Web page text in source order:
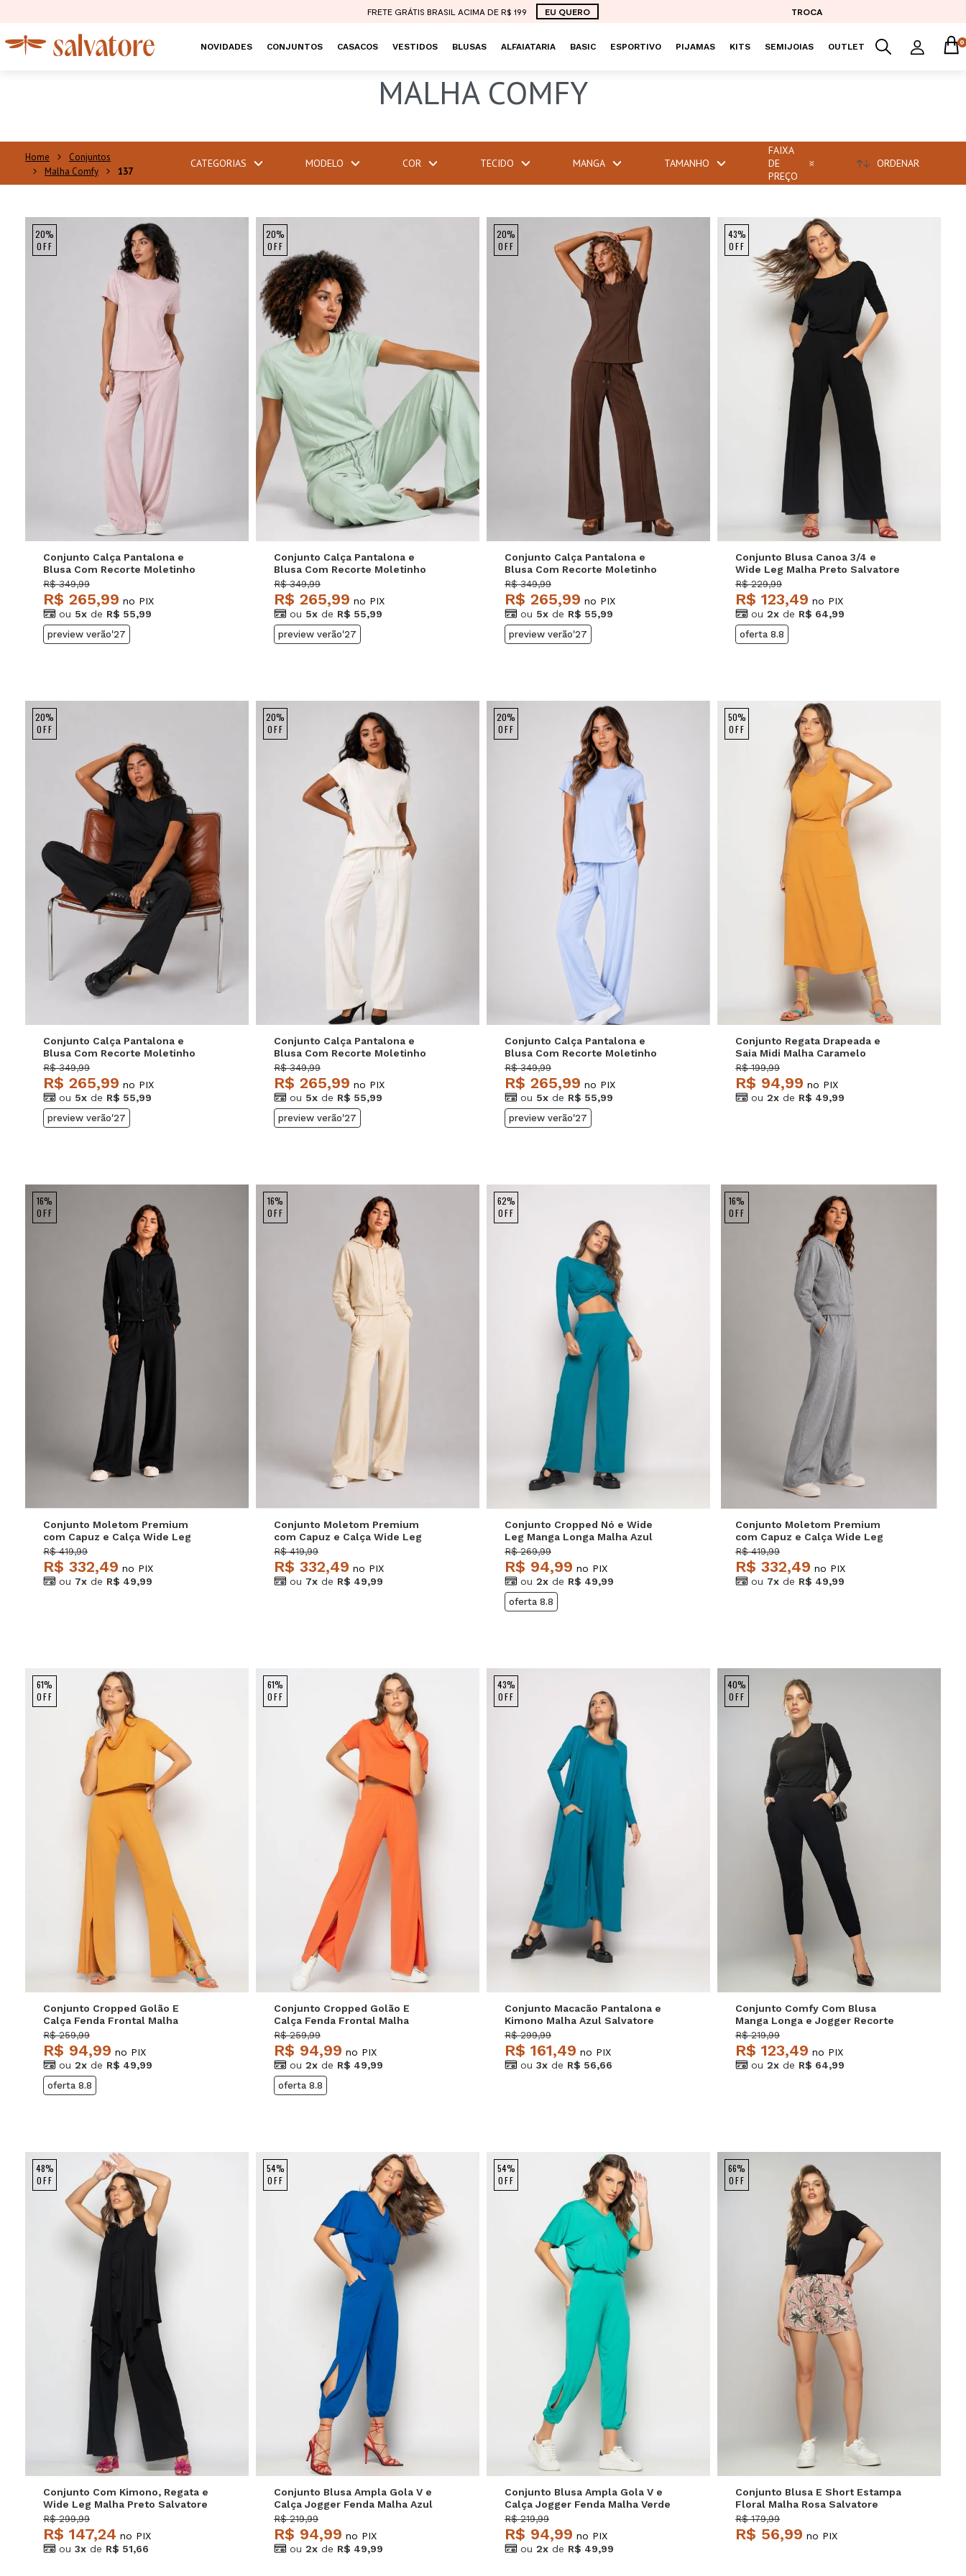
FRETE GRÁTIS BRASIL ACIMA DE R$ 199 EU QUERO TROCA
NOVIDADES CONJUNTOS CASACOS VESTIDOS BLUSAS ALFAIATARIA BASIC ESPORTIVO PIJAMAS KITS SEMIJOIAS OUTLET 0
MALHA COMFY
Conjuntos
Malha Comfy
137
CATEGORIAS MODELO COR TECIDO MANGA TAMANHO
FAIXA
DE
PREÇO
ORDENAR
20%
OFF
M G
Conjunto Calça Pantalona e
Blusa Com Recorte Moletinho
Light Rosa Salvatore
R$ 349,99
R$ 265,99 no PIX
ou 5x de R$ 55,99
preview verão'27
20%
OFF
P M
Conjunto Calça Pantalona e
Blusa Com Recorte Moletinho
Light Verde Salvatore
R$ 349,99
R$ 265,99 no PIX
ou 5x de R$ 55,99
preview verão'27
20%
OFF
M
Conjunto Calça Pantalona e
Blusa Com Recorte Moletinho
Light Marrom Salvatore
R$ 349,99
R$ 265,99 no PIX
ou 5x de R$ 55,99
preview verão'27
43%
OFF
Conjunto Blusa Canoa 3/4 e
Wide Leg Malha Preto Salvatore
R$ 229,99
R$ 123,49 no PIX
ou 2x de R$ 64,99
oferta 8.8
20%
OFF
G
Conjunto Calça Pantalona e
Blusa Com Recorte Moletinho
Light Preto Salvatore
R$ 349,99
R$ 265,99 no PIX
ou 5x de R$ 55,99
preview verão'27
20%
OFF
G
Conjunto Calça Pantalona e
Blusa Com Recorte Moletinho
Light Marfim Salvatore
R$ 349,99
R$ 265,99 no PIX
ou 5x de R$ 55,99
preview verão'27
20%
OFF
G
Conjunto Calça Pantalona e
Blusa Com Recorte Moletinho
Light Azul Salvatore
R$ 349,99
R$ 265,99 no PIX
ou 5x de R$ 55,99
preview verão'27
50%
OFF
Conjunto Regata Drapeada e
Saia Midi Malha Caramelo
Salvatore
R$ 199,99
R$ 94,99 no PIX
ou 2x de R$ 49,99
16%
OFF
P M
Conjunto Moletom Premium
com Capuz e Calça Wide Leg
Preto Salvatore
R$ 419,99
R$ 332,49 no PIX
ou 7x de R$ 49,99
16%
OFF
P
Conjunto Moletom Premium
com Capuz e Calça Wide Leg
Off Salvatore
R$ 419,99
R$ 332,49 no PIX
ou 7x de R$ 49,99
62%
OFF
G
Conjunto Cropped Nó e Wide
Leg Manga Longa Malha Azul
Salvatore
R$ 269,99
R$ 94,99 no PIX
ou 2x de R$ 49,99
oferta 8.8
16%
OFF
P M
Conjunto Moletom Premium
com Capuz e Calça Wide Leg
Cinza Salvatore
R$ 419,99
R$ 332,49 no PIX
ou 7x de R$ 49,99
61%
OFF
G
Conjunto Cropped Golão E
Calça Fenda Frontal Malha
Caramelo Salvatore
R$ 259,99
R$ 94,99 no PIX
ou 2x de R$ 49,99
oferta 8.8
61%
OFF
P
Conjunto Cropped Golão E
Calça Fenda Frontal Malha
Telha Salvatore
R$ 259,99
R$ 94,99 no PIX
ou 2x de R$ 49,99
oferta 8.8
43%
OFF
M
Conjunto Macacão Pantalona e
Kimono Malha Azul Salvatore
R$ 299,99
R$ 161,49 no PIX
ou 3x de R$ 56,66
40%
OFF
G
Conjunto Comfy Com Blusa
Manga Longa e Jogger Recorte
Malha Preto
R$ 219,99
R$ 123,49 no PIX
ou 2x de R$ 64,99
48%
OFF
M
Conjunto Com Kimono, Regata e
Wide Leg Malha Preto Salvatore
R$ 299,99
R$ 147,24 no PIX
ou 3x de R$ 51,66
54%
OFF
P M
Conjunto Blusa Ampla Gola V e
Calça Jogger Fenda Malha Azul
Royal Salvatore
R$ 219,99
R$ 94,99 no PIX
ou 2x de R$ 49,99
54%
OFF
P G
Conjunto Blusa Ampla Gola V e
Calça Jogger Fenda Malha Verde
Salvatore
R$ 219,99
R$ 94,99 no PIX
ou 2x de R$ 49,99
66%
OFF
P G
Conjunto Blusa E Short Estampa
Floral Malha Rosa Salvatore
R$ 179,99
R$ 56,99 no PIX